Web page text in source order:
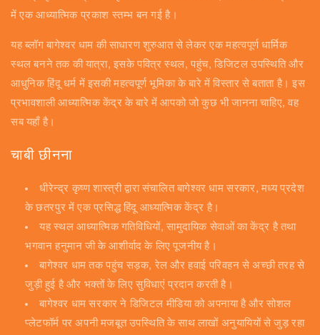
में एक आध्यात्मिक प्रकाश स्तम्भ बन गई है।
यह ब्लॉग बागेश्वर धाम की साधारण शुरुआत से लेकर एक महत्वपूर्ण धार्मिक
स्थल बनने तक की यात्रा, इसके पवित्र स्थल, पहुंच, डिजिटल उपस्थिति और
आधुनिक हिंदू धर्म में इसकी महत्वपूर्ण भूमिका के बारे में विस्तार से बताता है। इस
प्रभावशाली आध्यात्मिक केंद्र के बारे में आपको जो कुछ भी जानना चाहिए, वह
सब यहाँ है।
चाबी छीनना
धीरेन्द्र कृष्ण शास्त्री द्वारा संचालित बागेश्वर धाम सरकार, मध्य प्रदेश
के छतरपुर में एक प्रसिद्ध हिंदू आध्यात्मिक केंद्र है।
यह स्थल आध्यात्मिक गतिविधियों, सामुदायिक सेवाओं का केंद्र है तथा
भगवान हनुमान जी के आशीर्वाद के लिए पूजनीय है।
बागेश्वर धाम तक पहुंच सड़क, रेल और हवाई परिवहन से अच्छी तरह से
जुड़ी हुई है और भक्तों के लिए सुविधाएं प्रदान करती है।
बागेश्वर धाम सरकार ने डिजिटल मीडिया को अपनाया है और सोशल
प्लेटफॉर्म पर अपनी मजबूत उपस्थिति के साथ लाखों अनुयायियों से जुड़ रहा